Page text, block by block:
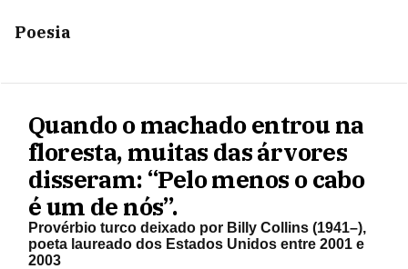
Poesia
Quando o machado entrou na
floresta, muitas das árvores
disseram: “Pelo menos o cabo
é um de nós”.
Provérbio turco deixado por Billy Collins (1941–),
poeta laureado dos Estados Unidos entre 2001 e
2003